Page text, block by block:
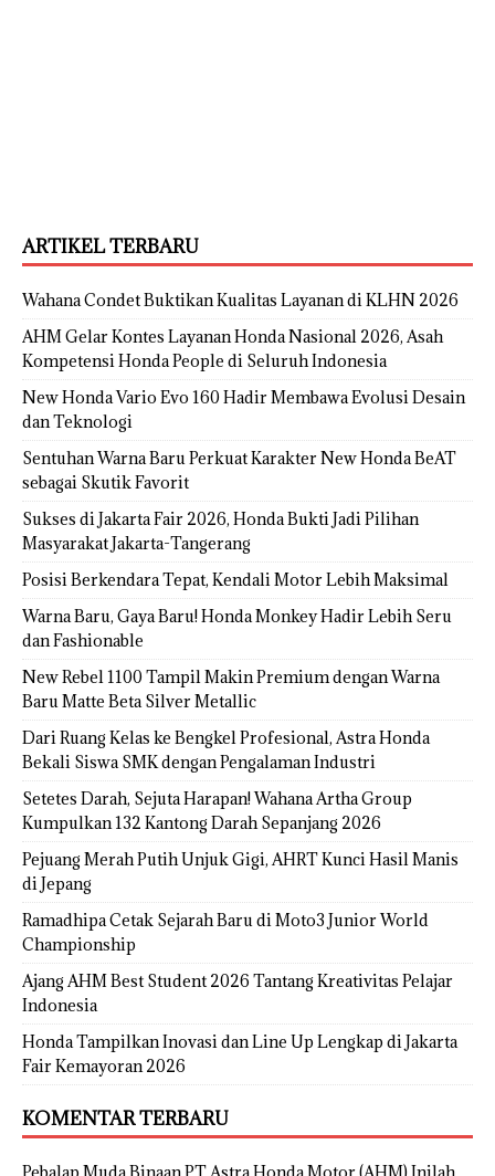
ARTIKEL TERBARU
Wahana Condet Buktikan Kualitas Layanan di KLHN 2026
AHM Gelar Kontes Layanan Honda Nasional 2026, Asah
Kompetensi Honda People di Seluruh Indonesia
New Honda Vario Evo 160 Hadir Membawa Evolusi Desain
dan Teknologi
Sentuhan Warna Baru Perkuat Karakter New Honda BeAT
sebagai Skutik Favorit
Sukses di Jakarta Fair 2026, Honda Bukti Jadi Pilihan
Masyarakat Jakarta-Tangerang
Posisi Berkendara Tepat, Kendali Motor Lebih Maksimal
Warna Baru, Gaya Baru! Honda Monkey Hadir Lebih Seru
dan Fashionable
New Rebel 1100 Tampil Makin Premium dengan Warna
Baru Matte Beta Silver Metallic
Dari Ruang Kelas ke Bengkel Profesional, Astra Honda
Bekali Siswa SMK dengan Pengalaman Industri
Setetes Darah, Sejuta Harapan! Wahana Artha Group
Kumpulkan 132 Kantong Darah Sepanjang 2026
Pejuang Merah Putih Unjuk Gigi, AHRT Kunci Hasil Manis
di Jepang
Ramadhipa Cetak Sejarah Baru di Moto3 Junior World
Championship
Ajang AHM Best Student 2026 Tantang Kreativitas Pelajar
Indonesia
Honda Tampilkan Inovasi dan Line Up Lengkap di Jakarta
Fair Kemayoran 2026
KOMENTAR TERBARU